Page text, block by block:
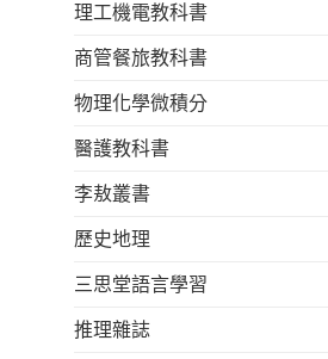
理工機電教科書
商管餐旅教科書
物理化學微積分
醫護教科書
李敖叢書
歷史地理
三思堂語言學習
推理雜誌